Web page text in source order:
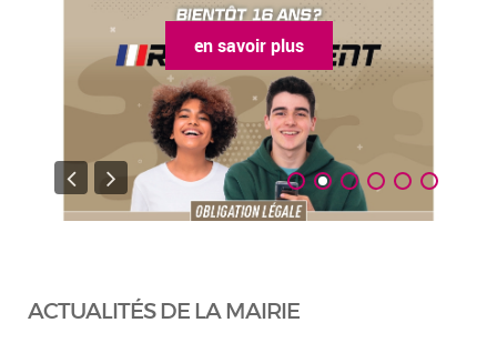
en savoir plus
ACTUALITÉS DE LA MAIRIE